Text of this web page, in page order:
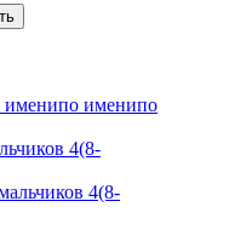
именипо именипо
4(8-